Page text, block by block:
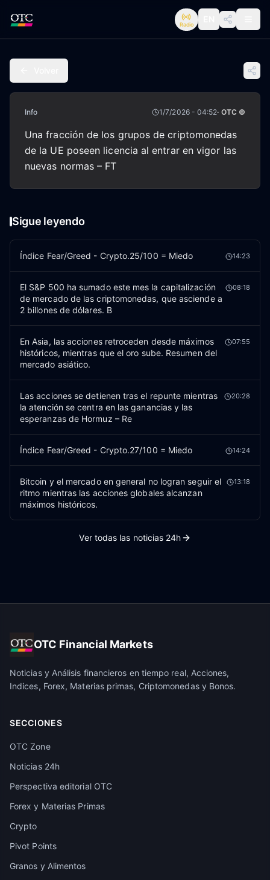
Radio
Info 1/7/2026 - 04:52· OTC ©
Una fracción de los grupos de criptomonedas
de la UE poseen licencia al entrar en vigor las
nuevas normas – FT
Sigue leyendo
Índice Fear/Greed - Crypto.25/100 = Miedo 14:23
El S&P 500 ha sumado este mes la capitalización
de mercado de las criptomonedas, que asciende a
2 billones de dólares. B
08:18
En Asia, las acciones retroceden desde máximos
históricos, mientras que el oro sube. Resumen del
mercado asiático.
07:55
Las acciones se detienen tras el repunte mientras
la atención se centra en las ganancias y las
esperanzas de Hormuz – Re
20:28
Índice Fear/Greed - Crypto.27/100 = Miedo 14:24
Bitcoin y el mercado en general no logran seguir el
ritmo mientras las acciones globales alcanzan
máximos históricos.
13:18
Ver todas las noticias 24h
OTC Financial Markets
Noticias y Análisis financieros en tiempo real, Acciones,
Indices, Forex, Materias primas, Criptomonedas y Bonos.
SECCIONES
OTC Zone
Noticias 24h
Perspectiva editorial OTC
Forex y Materias Primas
Crypto
Pivot Points
Granos y Alimentos